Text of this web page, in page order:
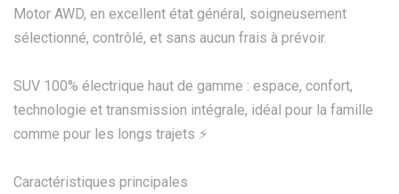
Motor AWD, en excellent état général, soigneusement
sélectionné, contrôlé, et sans aucun frais à prévoir.
SUV 100% électrique haut de gamme : espace, confort,
technologie et transmission intégrale, idéal pour la famille
comme pour les longs trajets ⚡
Caractéristiques principales